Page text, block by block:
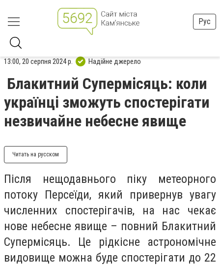
Рус
13:00, 20 серпня 2024 р. Надійне джерело
Блакитний Супермісяць: коли
українці зможуть спостерігати
незвичайне небесне явище
Читать на русском
Після нещодавнього піку метеорного
потоку Персеїди, який привернув увагу
численних спостерігачів, на нас чекає
нове небесне явище – повний Блакитний
Супермісяць. Це рідкісне астрономічне
видовище можна буде спостерігати до 22